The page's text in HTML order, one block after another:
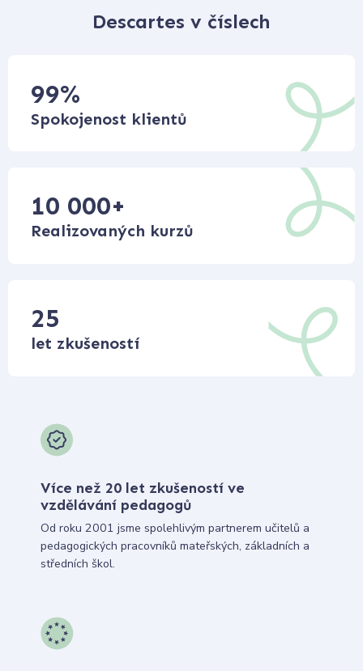
Descartes v číslech
99%
Spokojenost klientů
10 000+
Realizovaných kurzů
25
let zkušeností
Více než 20 let zkušeností ve
vzdělávání pedagogů
Od roku 2001 jsme spolehlivým partnerem učitelů a
pedagogických pracovníků mateřských, základních a
středních škol.